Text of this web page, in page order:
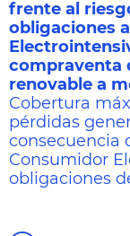
frente al
obligaciones
compraventa
renovable a
Cobertura
pérdidas
consecuencia
Consumidor
obligaciones